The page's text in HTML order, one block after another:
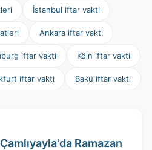
İstanbul iftar vakti
Ankara iftar vakti
iftar vakti Köln iftar vakti
iftar vakti Bakü iftar vakti
Ramazan